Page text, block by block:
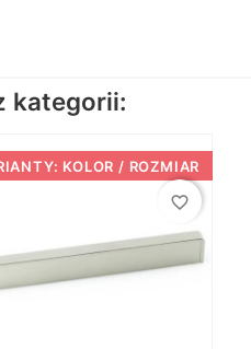
kategorii:
KOLOR / ROZMIAR
favorite_border